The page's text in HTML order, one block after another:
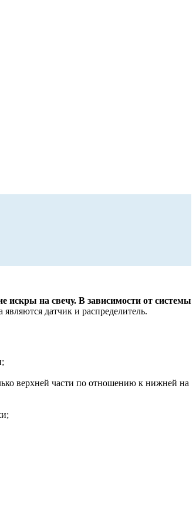
искры на свечу. В зависимости от системы
датчик и распределитель.
верхней части по отношению к нижней на